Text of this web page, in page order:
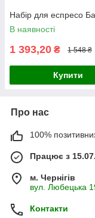
Набір для еспресо
В наявності
1 393,20 ₴ 1 548 ₴
Купити
Про нас
100%
Працює з
м. Чернігів
вул. Любецька
Контакти